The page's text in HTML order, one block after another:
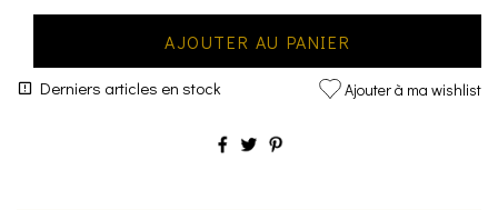
AJOUTER AU PANIER
Derniers articles en stock Ajouter à ma wishlist